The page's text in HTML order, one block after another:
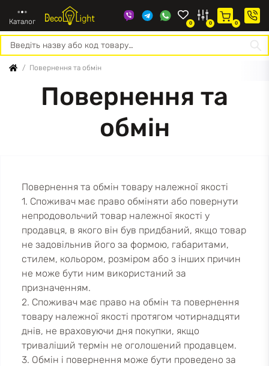
Каталог 0 0 0
Повернення та обмін
Повернення та
обмін
Повернення та обмін товару належної якості
1. Споживач має право обміняти або повернути
непродовольчий товар належної якості у
продавця, в якого він був придбаний, якщо товар
не задовільнив його за формою, габаритами,
стилем, кольором, розміром або з інших причин
не може бути ним використаний за
призначенням.
2. Споживач має право на обмін та повернення
товару належної якості протягом чотирнадцяти
днів, не враховуючи дня покупки, якщо
триваліший термін не оголошений продавцем.
3. Обмін і повернення може бути проведено за